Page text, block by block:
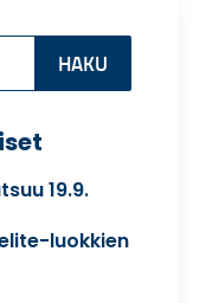
19.9.
luokkien